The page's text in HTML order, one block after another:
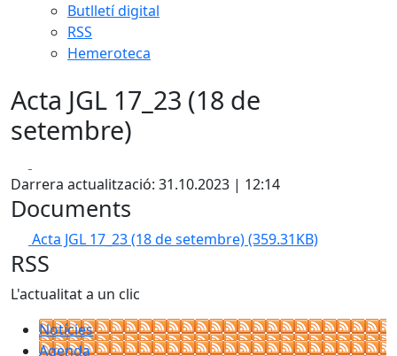
Butlletí digital
RSS
Hemeroteca
Acta JGL 17_23 (18 de
setembre)
Darrera actualització: 31.10.2023 | 12:14
Documents
Acta JGL 17_23 (18 de setembre)(359.31KB)
RSS
L'actualitat a un clic
Notícies
Agenda